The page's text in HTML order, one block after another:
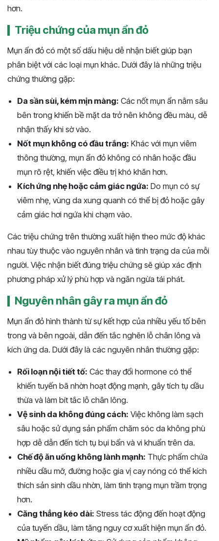
hơn.
Triệu chứng của mụn ẩn đỏ
Mụn ẩn đỏ có một số dấu hiệu dễ nhận biết giúp bạn
phân biệt với các loại mụn khác. Dưới đây là những triệu
chứng thường gặp:
Da sần sùi, kém mịn màng: Các nốt mụn ẩn nằm sâu
bên trong khiến bề mặt da trở nên không đều màu, dễ
nhận thấy khi sờ vào.
Nốt mụn không có đầu trắng: Khác với mụn viêm
thông thường, mụn ẩn đỏ không có nhân hoặc đầu
mụn rõ rệt, khiến việc điều trị khó khăn hơn.
Kích ứng nhẹ hoặc cảm giác ngứa: Do mụn có sự
viêm nhẹ, vùng da xung quanh có thể bị đỏ hoặc gây
cảm giác hơi ngứa khi chạm vào.
Các triệu chứng trên thường xuất hiện theo mức độ khác
nhau tùy thuộc vào nguyên nhân và tình trạng da của mỗi
người. Việc nhận biết đúng triệu chứng sẽ giúp xác định
phương pháp xử lý phù hợp và ngăn ngừa tái phát.
Nguyên nhân gây ra mụn ẩn đỏ
Mụn ẩn đỏ hình thành từ sự kết hợp của nhiều yếu tố bên
trong và bên ngoài, dẫn đến tắc nghẽn lỗ chân lông và
kích ứng da. Dưới đây là các nguyên nhân thường gặp:
Rối loạn nội tiết tố: Các thay đổi hormone có thể
khiến tuyến bã nhờn hoạt động mạnh, gây tích tụ dầu
thừa và làm bít tắc lỗ chân lông.
Vệ sinh da không đúng cách: Việc không làm sạch
sâu hoặc sử dụng sản phẩm chăm sóc da không phù
hợp dễ dẫn đến tích tụ bụi bẩn và vi khuẩn trên da.
Chế độ ăn uống không lành mạnh: Thực phẩm chứa
nhiều dầu mỡ, đường hoặc gia vị cay nóng có thể kích
thích sản sinh dầu nhờn, làm tình trạng mụn trầm trọng
hơn.
Căng thẳng kéo dài: Stress tác động đến hoạt động
của tuyến dầu, làm tăng nguy cơ xuất hiện mụn ẩn đỏ.